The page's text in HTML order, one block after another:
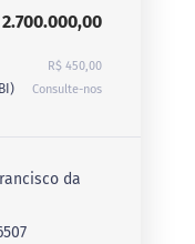
2.700.000,00
R$ 450,00
Consulte-nos
da